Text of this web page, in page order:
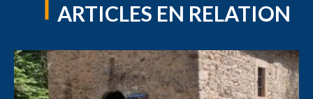
ARTICLES EN RELATION